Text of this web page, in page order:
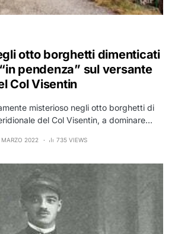
otto borghetti dimenticati
pendenza” sul versante
Col Visentin
misterioso negli otto borghetti di
del Col Visentin, a dominare…
2022 735 VIEWS